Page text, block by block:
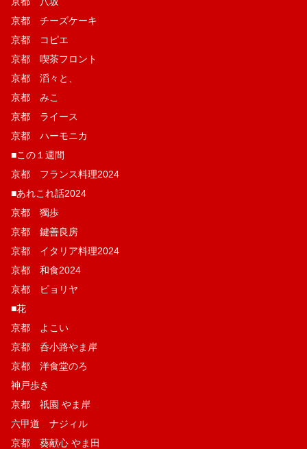
京都 チーズケーキ
京都 コピエ
京都 喫茶フロント
京都 滔々と、
京都 みこ
京都 ライース
京都 ハーモニカ
■この１週間
京都 フランス料理2024
■あれこれ話2024
京都 獨歩
京都 鍵善良房
京都 イタリア料理2024
京都 和食2024
京都 ピョリヤ
■花
京都 よこい
京都 呑小路やま岸
京都 洋食堂のろ
神戸歩き
京都 祇園 やま岸
六甲道 ナジィル
京都 葵献心 やま田